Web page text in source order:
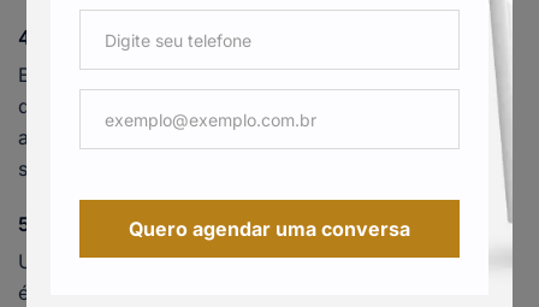
4. Reserve uma margem de segurança
Em qualquer fluxo de caixa, é importante sempre
deixar uma reserva para imprevistos. Essa reserva vai
ajudar sua clínica a lidar com situações inesperadas
sem comprometer suas operações.
5. Acompanhe os resultados
Uma vez implementado o fluxo de caixa para clínicas,
é essencial acompanhar os resultados. Faça análises
Quero agendar uma conversa